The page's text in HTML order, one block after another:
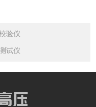
验仪
试仪